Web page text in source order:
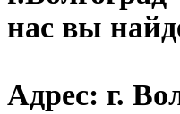
нас вы
Адрес: г.